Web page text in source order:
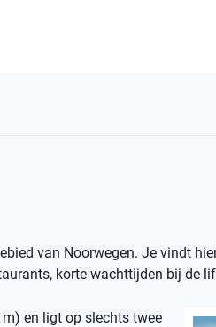
van Noorwegen. Je vindt
korte wachttijden bij de
en ligt op slechts twee